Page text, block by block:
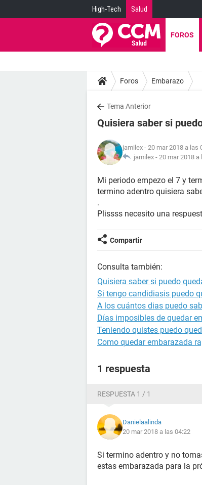
High-Tech Salud
FOROS
Foros Embarazo
Tema Anterior
Quisiera saber si
jamilex - 20 mar 2018 a las
jamilex - 20 mar 2018 a
Mi periodo empezo el 7 y
termino adentro quisiera
.
Plissss necesito una
Compartir
Consulta también:
Quisiera saber si puedo
Si tengo candidiasis puedo
A los cuántos dias puedo
Días imposibles de quedar
Teniendo quistes puedo
Como quedar embarazada
1 respuesta
RESPUESTA 1 / 1
Danielaalinda
20 mar 2018 a las 04:22
Si termino adentro y no
estas embarazada para la